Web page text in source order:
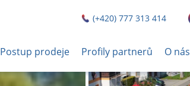
(+420) 777 313 414
Postup prodeje Profily partnerů O nás